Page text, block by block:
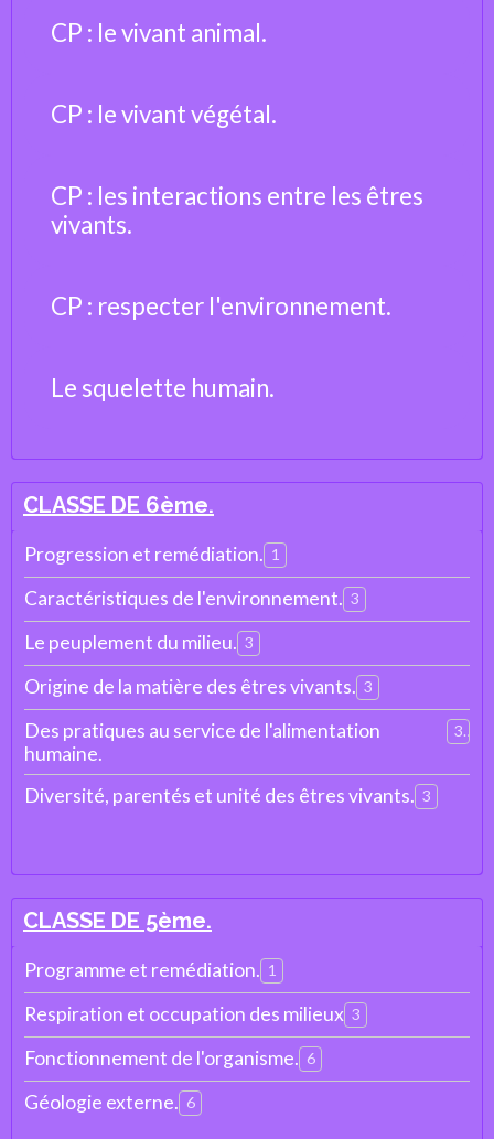
CP : le vivant animal.
CP : le vivant végétal.
CP : les interactions entre les êtres
vivants.
CP : respecter l'environnement.
Le squelette humain.
CLASSE DE 6ème.
Progression et remédiation. 1
Caractéristiques de l'environnement. 3
Le peuplement du milieu. 3
Origine de la matière des êtres vivants. 3
Des pratiques au service de l'alimentation
humaine.
3
Diversité, parentés et unité des êtres vivants. 3
CLASSE DE 5ème.
Programme et remédiation. 1
Respiration et occupation des milieux 3
Fonctionnement de l'organisme. 6
Géologie externe. 6